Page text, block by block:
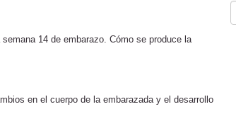
14 de embarazo. Cómo se produce la
en el cuerpo de la embarazada y el desarrollo